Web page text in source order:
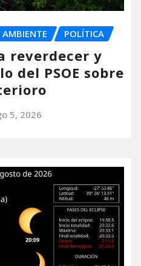
POLÍTICA
reverdecer y
del PSOE sobre
5, 2026